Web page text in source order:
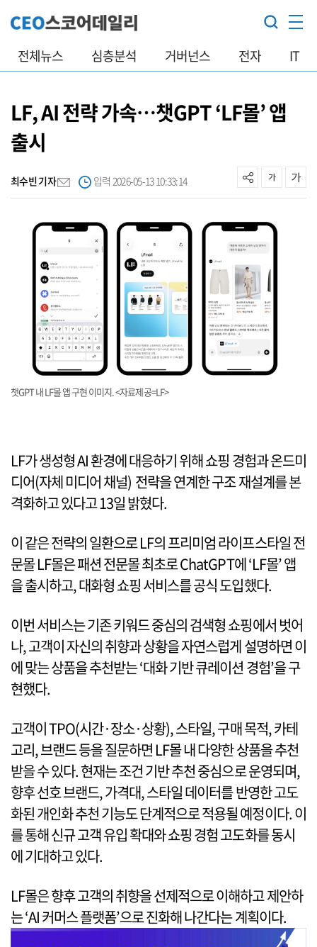
전체뉴스 심층분석 거버넌스 전자 IT
LF, AI 전략 가속…챗GPT ‘LF몰’ 앱
출시
최수빈 기자 입력 2026-05-13 10:33:14
챗GPT 내 LF몰 앱 구현 이미지. <자료제공=LF>
LF가 생성형 AI 환경에 대응하기 위해 쇼핑 경험과 온드미
디어(자체 미디어 채널) 전략을 연계한 구조 재설계를 본
격화하고 있다고 13일 밝혔다.
이 같은 전략의 일환으로 LF의 프리미엄 라이프스타일 전
문몰 LF몰은 패션 전문몰 최초로 ChatGPT에 ‘LF몰’ 앱
을 출시하고, 대화형 쇼핑 서비스를 공식 도입했다.
이번 서비스는 기존 키워드 중심의 검색형 쇼핑에서 벗어
나, 고객이 자신의 취향과 상황을 자연스럽게 설명하면 이
에 맞는 상품을 추천받는 ‘대화 기반 큐레이션 경험’을 구
현했다.
고객이 TPO(시간·장소·상황), 스타일, 구매 목적, 카테
고리, 브랜드 등을 질문하면 LF몰 내 다양한 상품을 추천
받을 수 있다. 현재는 조건 기반 추천 중심으로 운영되며,
향후 선호 브랜드, 가격대, 스타일 데이터를 반영한 고도
화된 개인화 추천 기능도 단계적으로 적용될 예정이다. 이
를 통해 신규 고객 유입 확대와 쇼핑 경험 고도화를 동시
에 기대하고 있다.
LF몰은 향후 고객의 취향을 선제적으로 이해하고 제안하
는 ‘AI 커머스 플랫폼’으로 진화해 나간다는 계획이다.